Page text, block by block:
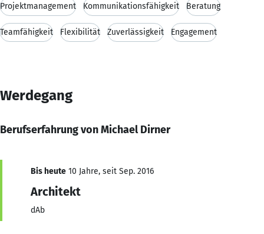
Projektmanagement Kommunikationsfähigkeit Beratung
Teamfähigkeit Flexibilität Zuverlässigkeit Engagement
Werdegang
Berufserfahrung von Michael Dirner
Bis heute 10 Jahre, seit Sep. 2016
Architekt
dAb